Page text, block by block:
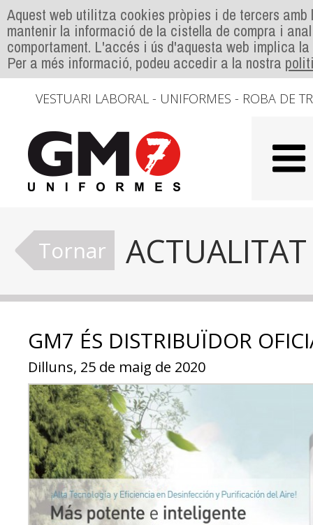
Aquest web utilitza cookies pròpies i de tercers
mantenir la informació de la cistella de compra i
comportament. L'accés i ús d'aquesta web implica
Per a més informació, podeu accedir a la nostra
VESTUARI LABORAL - UNIFORMES - ROBA DE
Tornar ACTUALITAT
GM7 ÉS DISTRIBUÏDOR
Dilluns, 25 de maig de 2020